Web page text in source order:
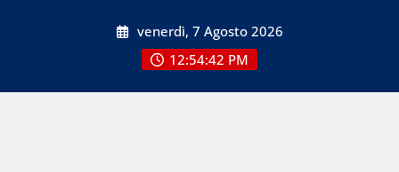
venerdì, 7 Agosto 2026
12:54:42 PM